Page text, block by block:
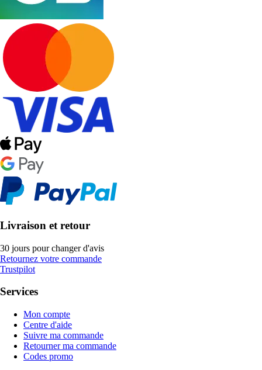
Livraison et retour
30 jours pour changer d'avis
Retournez votre commande
Trustpilot
Services
Mon compte
Centre d'aide
Suivre ma commande
Retourner ma commande
Codes promo